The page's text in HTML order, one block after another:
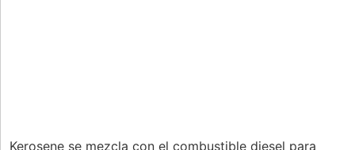
Kerosene se mezcla con el combustible diesel para